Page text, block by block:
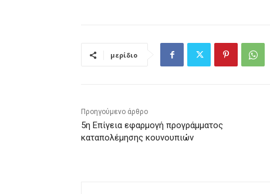
μερίδιο
Προηγούμενο άρθρο
5η Επίγεια εφαρμογή προγράμματος
καταπολέμησης κουνουπιών